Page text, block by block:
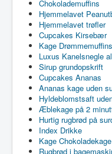
Chokolademuffins
Hjemmelavet
Hjemmelavet trøfler
Cupcakes Kirsebær
Kage Drømmemuffins
Luxus Kanelsnegle
Sirup grundopskrift
Cupcakes Ananas
Ananas kage uden
Hyldeblomstsaft
Æblekage på 2
Hurtig rugbrød på
Index Drikke
Kage Chokoladekage
Rugbrød i